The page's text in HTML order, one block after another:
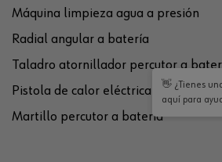
Máquina limpieza agua a presión
Radial angular a batería
Taladro atornillador percutor a
Pistola de calor eléctrica
Martillo percutor a batería
👋 ¿Tienes
aquí para